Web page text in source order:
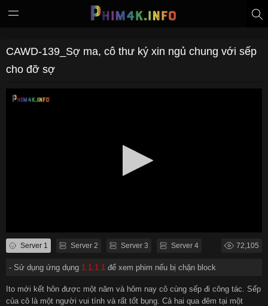
CAWD-139_Sợ ma, cô thư ký xin ngủ chung với sếp
cho đỡ sợ
Server 1 Server 2 Server 3 Server 4 72,105
- Sử dụng ứng dụng 1.1.1.1 để xem phim nếu bị chặn block
Ito mới kết hôn được một năm và hôm nay cô cùng sếp đi công tác. Sếp
của cô là một người vui tính và rất tốt bụng. Cả hai qua đêm tại một